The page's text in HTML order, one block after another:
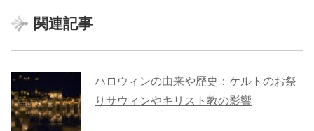
関連記事
ハロウィンの由来や歴史：ケルトのお祭
りサウィンやキリスト教の影響